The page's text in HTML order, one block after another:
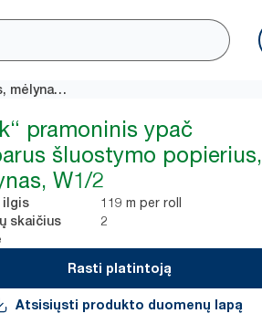
„Tork“ pramoninis ypač atsparus šluostymo popierius, mėlynas, W1/2
pramoninis ypač
šluostymo popierius,
W1/2
ilgis 119 m per roll
skaičius
2
Rasti platintoją
Atsisiųsti produkto duomenų lapą